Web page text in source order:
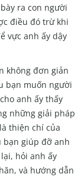
ra con người
điều đó trừ khi
vực anh ấy dậy
không đơn giản
bạn muốn người
anh ấy thấy
những giải pháp
thiện chí của
bạn giúp đỡ anh
hỏi anh ấy
và hướng dẫn